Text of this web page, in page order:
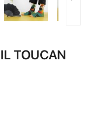
TOUCAN